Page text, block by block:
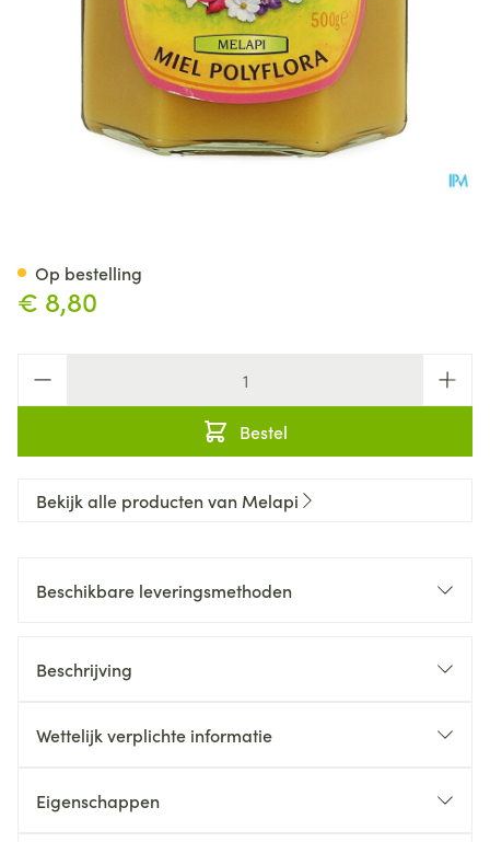
€ 8,80
Bestel
Op bestelling
Bekijk alle producten van Melapi
Beschikbare leveringsmethoden
Beschrijving
Wettelijk verplichte informatie
Eigenschappen